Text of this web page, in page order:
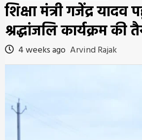
शिक्षा मंत्री गजेंद्र
श्रद्धांजलि कार्यक्रम की
4 weeks ago Arvind Rajak